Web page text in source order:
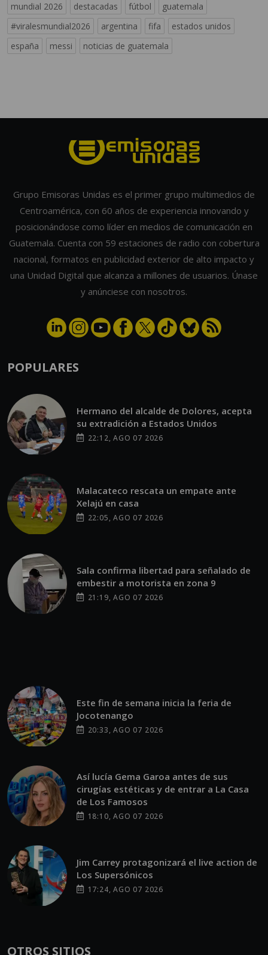
mundial 2026 destacadas fútbol
guatemala
#viralesmundial2026
argentina fifa
estados unidos
españa
messi noticias de guatemala
Grupo Emisoras Unidas es el primer grupo multimedios de
Centroamérica, con 60 años de experiencia innovando y
posicionándose como líder en medios de comunicación en
Guatemala. Cuenta con 59 estaciones de radio con cobertura
nacional, formatos en publicidad exterior de alto impacto y
una Unidad Digital que alcanza a millones de usuarios. Únase
y anúnciese con nosotros.
POPULARES
Hermano del alcalde de Dolores, acepta
su extradición a Estados Unidos
22:12, AGO 07 2026
Malacateco rescata un empate ante
Xelajú en casa
22:05, AGO 07 2026
Sala confirma libertad para señalado de
embestir a motorista en zona 9
21:19, AGO 07 2026
Este fin de semana inicia la feria de
Jocotenango
20:33, AGO 07 2026
Así lucía Gema Garoa antes de sus
cirugías estéticas y de entrar a La Casa
de Los Famosos
18:10, AGO 07 2026
Jim Carrey protagonizará el live action de
Los Supersónicos
17:24, AGO 07 2026
OTROS SITIOS